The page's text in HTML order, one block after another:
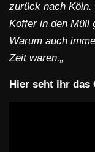
zurück nach Köln.
Koffer in den Müll
Warum auch
Zeit waren.„
Hier seht ihr das